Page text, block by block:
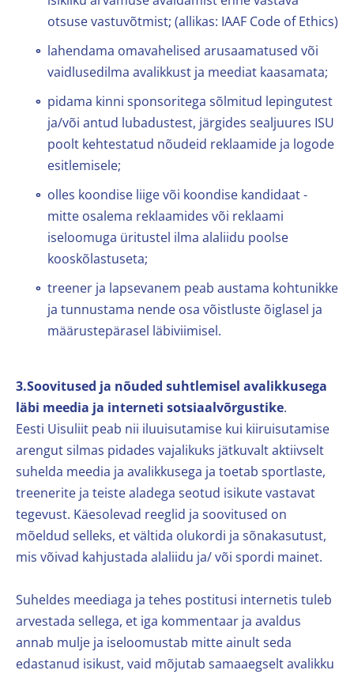
otsuse vastuvõtmist; (allikas: IAAF Code of Ethics)
lahendama omavahelised arusaamatused või
vaidlusedilma avalikkust ja meediat kaasamata;
pidama kinni sponsoritega sõlmitud lepingutest
ja/või antud lubadustest, järgides sealjuures ISU
poolt kehtestatud nõudeid reklaamide ja logode
esitlemisele;
olles koondise liige või koondise kandidaat -
mitte osalema reklaamides või reklaami
iseloomuga üritustel ilma alaliidu poolse
kooskõlastuseta;
treener ja lapsevanem peab austama kohtunikke
ja tunnustama nende osa võistluste õiglasel ja
määrustepärasel läbiviimisel.
3.Soovitused ja nõuded suhtlemisel avalikkusega
läbi meedia ja interneti sotsiaalvõrgustike.
Eesti Uisuliit peab nii iluuisutamise kui kiiruisutamise
arengut silmas pidades vajalikuks jätkuvalt aktiivselt
suhelda meedia ja avalikkusega ja toetab sportlaste,
treenerite ja teiste aladega seotud isikute vastavat
tegevust. Käesolevad reeglid ja soovitused on
mõeldud selleks, et vältida olukordi ja sõnakasutust,
mis võivad kahjustada alaliidu ja/ või spordi mainet.
Suheldes meediaga ja tehes postitusi internetis tuleb
arvestada sellega, et iga kommentaar ja avaldus
annab mulje ja iseloomustab mitte ainult seda
edastanud isikust, vaid mõjutab samaaegselt avalikku